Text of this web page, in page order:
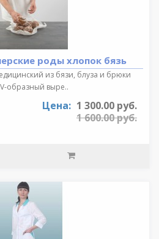
роды хлопок бязь
из бязи, блуза и брюки
образный выре..
Цена: 1 300.00 руб.
1 600.00 руб.